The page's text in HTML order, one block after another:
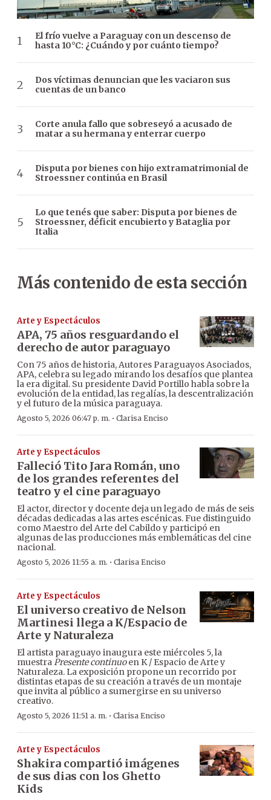
El frío vuelve a Paraguay con un descenso de
hasta 10°C: ¿Cuándo y por cuánto tiempo?
Dos víctimas denuncian que les vaciaron sus
cuentas de un banco
Corte anula fallo que sobreseyó a acusado de
matar a su hermana y enterrar cuerpo
Disputa por bienes con hijo extramatrimonial de
Stroessner continúa en Brasil
Lo que tenés que saber: Disputa por bienes de
Stroessner, déficit encubierto y Bataglia por
Italia
Más contenido de esta sección
Arte y Espectáculos
APA, 75 años resguardando el
derecho de autor paraguayo
Con 75 años de historia, Autores Paraguayos Asociados,
APA, celebra su legado mirando los desafíos que plantea
la era digital. Su presidente David Portillo habla sobre la
evolución de la entidad, las regalías, la descentralización
y el futuro de la música paraguaya.
Agosto 5, 2026 06:47 p. m. · Clarisa Enciso
Arte y Espectáculos
Falleció Tito Jara Román, uno
de los grandes referentes del
teatro y el cine paraguayo
El actor, director y docente deja un legado de más de seis
décadas dedicadas a las artes escénicas. Fue distinguido
como Maestro del Arte del Cabildo y participó en
algunas de las producciones más emblemáticas del cine
nacional.
Agosto 5, 2026 11:55 a. m. · Clarisa Enciso
Arte y Espectáculos
El universo creativo de Nelson
Martinesi llega a K/Espacio de
Arte y Naturaleza
El artista paraguayo inaugura este miércoles 5, la
muestraPresente continuoen K / Espacio de Arte y
Naturaleza. La exposición propone un recorrido por
distintas etapas de su creación a través de un montaje
que invita al público a sumergirse en su universo
creativo.
Agosto 5, 2026 11:51 a. m. · Clarisa Enciso
Arte y Espectáculos
Shakira compartió imágenes
de sus dias con los Ghetto
Kids